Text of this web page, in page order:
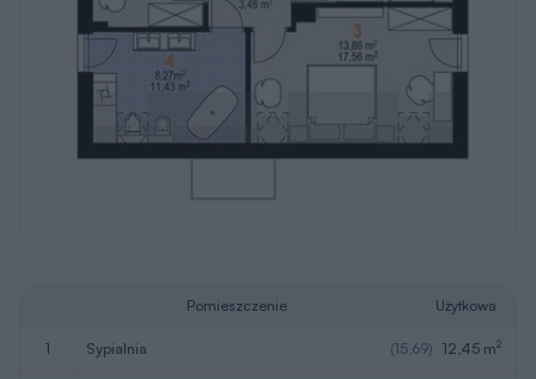
Pomieszczenie Użytkowa
1 sypialnia (15,69) 12,45 m2